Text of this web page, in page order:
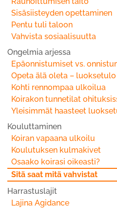
Sisäsiisteyden opettaminen
Pentu tuli taloon
Vahvista sosiaalisuutta
Ongelmia arjessa
Epäonnistumiset vs.
Opeta älä oleta –
Kohti rennompaa ulkoilua
Koirakon tunnetilat
Yleisimmät haasteet
Kouluttaminen
Koiran vapaana ulkoilu
Koulutuksen kulmakivet
Osaako koirasi oikeasti?
Sitä saat mitä vahvistat
Harrastuslajit
Lajina Agidance